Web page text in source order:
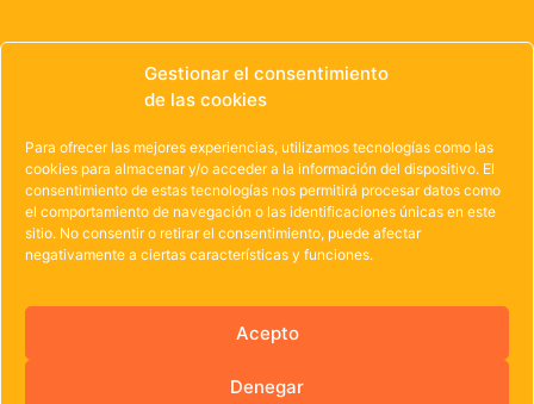
Gestionar el consentimiento
de las cookies
Para ofrecer las mejores experiencias, utilizamos tecnologías como las
cookies para almacenar y/o acceder a la información del dispositivo. El
consentimiento de estas tecnologías nos permitirá procesar datos como
el comportamiento de navegación o las identificaciones únicas en este
sitio. No consentir o retirar el consentimiento, puede afectar
negativamente a ciertas características y funciones.
Acepto
Denegar
© 1985 – 2021 | OWEN Unión de Cooperativas de
Trabajo de Castilla y León
Aviso Legal·Política de Privacidad·Política de
Cookies